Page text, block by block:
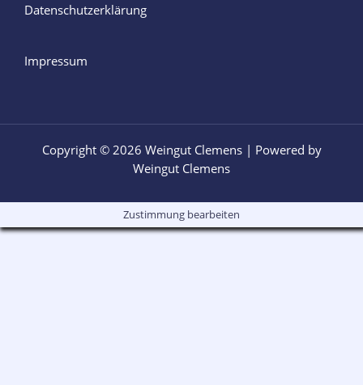
Datenschutzerklärung
Impressum
Copyright © 2026 Weingut Clemens | Powered by
Weingut Clemens
Zustimmung bearbeiten